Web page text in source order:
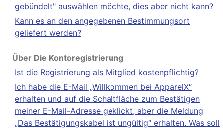
gebündelt" auswählen möchte, dies aber nicht kann?
Kann es an den angegebenen Bestimmungsort
geliefert werden?
Über Die Kontoregistrierung
Ist die Registrierung als Mitglied kostenpflichtig?
Ich habe die E-Mail „Willkommen bei ApparelX“
erhalten und auf die Schaltfläche zum Bestätigen
meiner E-Mail-Adresse geklickt, aber die Meldung
„Das Bestätigungskabel ist ungültig“ erhalten. Was soll